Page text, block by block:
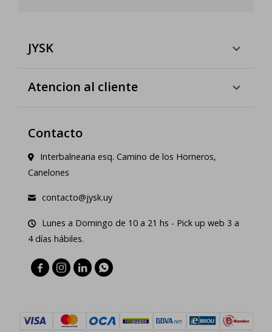
JYSK
Atencion al cliente
Contacto
Interbalnearia esq. Camino de los Horneros,
Canelones
contacto@jysk.uy
Lunes a Domingo de 10 a 21 hs - Pick up web 3 a
4 días hábiles.
   